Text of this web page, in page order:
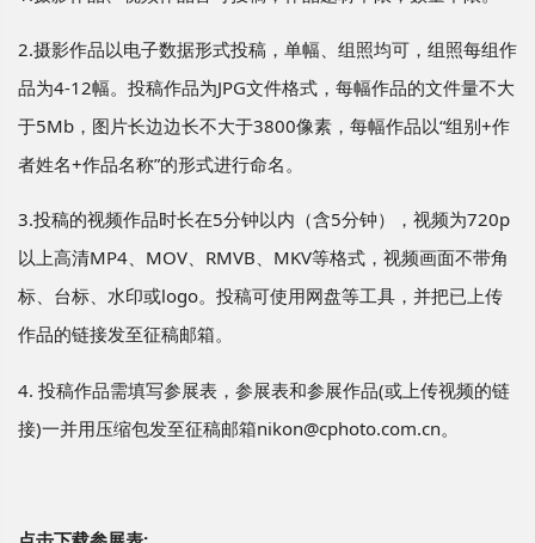
2.摄影作品以电子数据形式投稿，单幅、组照均可，组照每组作
品为4-12幅。投稿作品为JPG文件格式，每幅作品的文件量不大
于5Mb，图片长边边长不大于3800像素，每幅作品以“组别+作
者姓名+作品名称”的形式进行命名。
3.投稿的视频作品时长在5分钟以内（含5分钟），视频为720p
以上高清MP4、MOV、RMVB、MKV等格式，视频画面不带角
标、台标、水印或logo。投稿可使用网盘等工具，并把已上传
作品的链接发至征稿邮箱。
4. 投稿作品需填写参展表，参展表和参展作品(或上传视频的链
接)一并用压缩包发至征稿邮箱nikon@cphoto.com.cn。